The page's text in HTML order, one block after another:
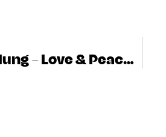
James Rizzi Kunstausstellung – Love & Peace für Bocholt